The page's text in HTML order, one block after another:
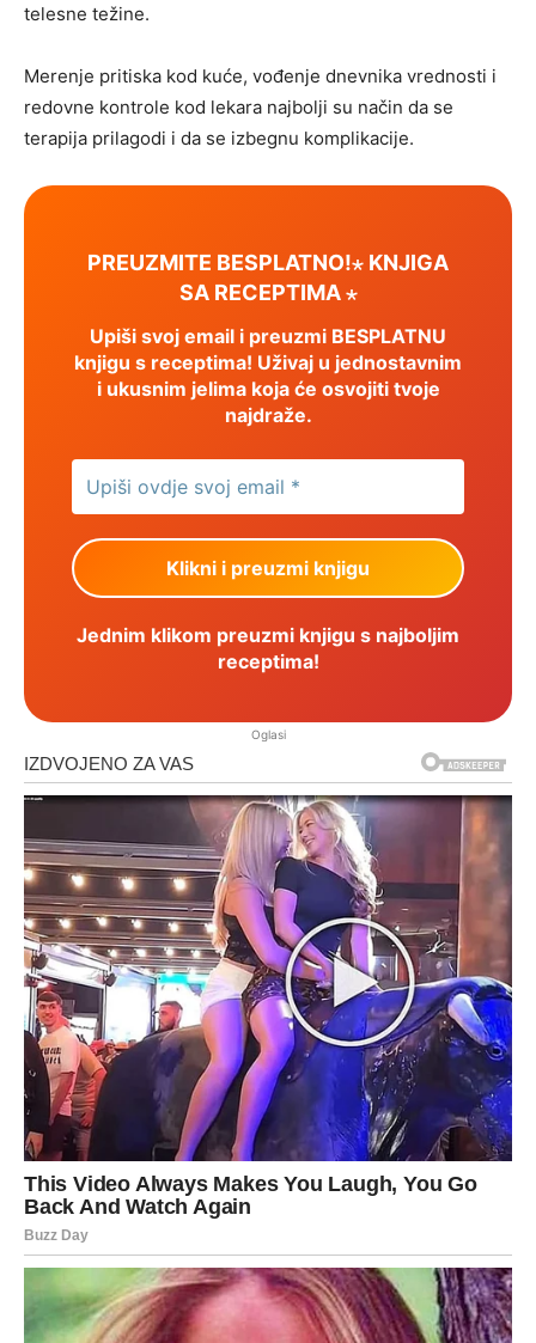
telesne težine.
Merenje pritiska kod kuće, vođenje dnevnika vrednosti i
redovne kontrole kod lekara najbolji su način da se
terapija prilagodi i da se izbegnu komplikacije.
PREUZMITE BESPLATNO!⋆ KNJIGA
SA RECEPTIMA ⋆
Upiši svoj email i preuzmi BESPLATNU
knjigu s receptima! Uživaj u jednostavnim
i ukusnim jelima koja će osvojiti tvoje
najdraže.
Jednim klikom preuzmi knjigu s najboljim
receptima!
Oglasi